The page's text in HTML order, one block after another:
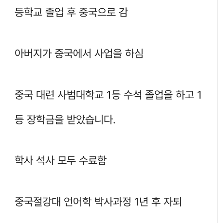
등학교 졸업 후 중국으로 감
아버지가 중국에서 사업을 하심
중국 대련 사범대학교 1등 수석 졸업을 하고 1
등 장학금을 받았습니다.
학사 석사 모두 수료함
중국절강대 언어학 박사과정 1년 후 자퇴